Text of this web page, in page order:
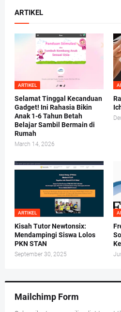
ARTIKEL
ARTIKEL
Selamat Tinggal Kecanduan
Gadget! Ini Rahasia Bikin
Anak 1-6 Tahun Betah
Belajar Sambil Bermain di
Rumah
March 14, 2026
ARTIKEL
Kisah Tutor Newtonsix:
Mendampingi Siswa Lolos
PKN STAN
September 30, 2025
Mailchimp Form